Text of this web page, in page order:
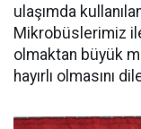
ulaşımda
Mikrobüslerimiz
olmaktan büyük
hayırlı olmasını